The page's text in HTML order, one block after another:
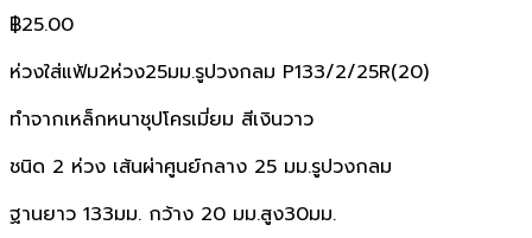
฿25.00
ห่วงใส่แฟ้ม2ห่วง25มม.รูปวงกลม P133/2/25R(20)
ทำจากเหล็กหนาชุปโครเมี่ยม สีเงินวาว
ชนิด 2 ห่วง เส้นผ่าศูนย์กลาง 25 มม.รูปวงกลม
ฐานยาว 133มม. กว้าง 20 มม.สูง30มม.